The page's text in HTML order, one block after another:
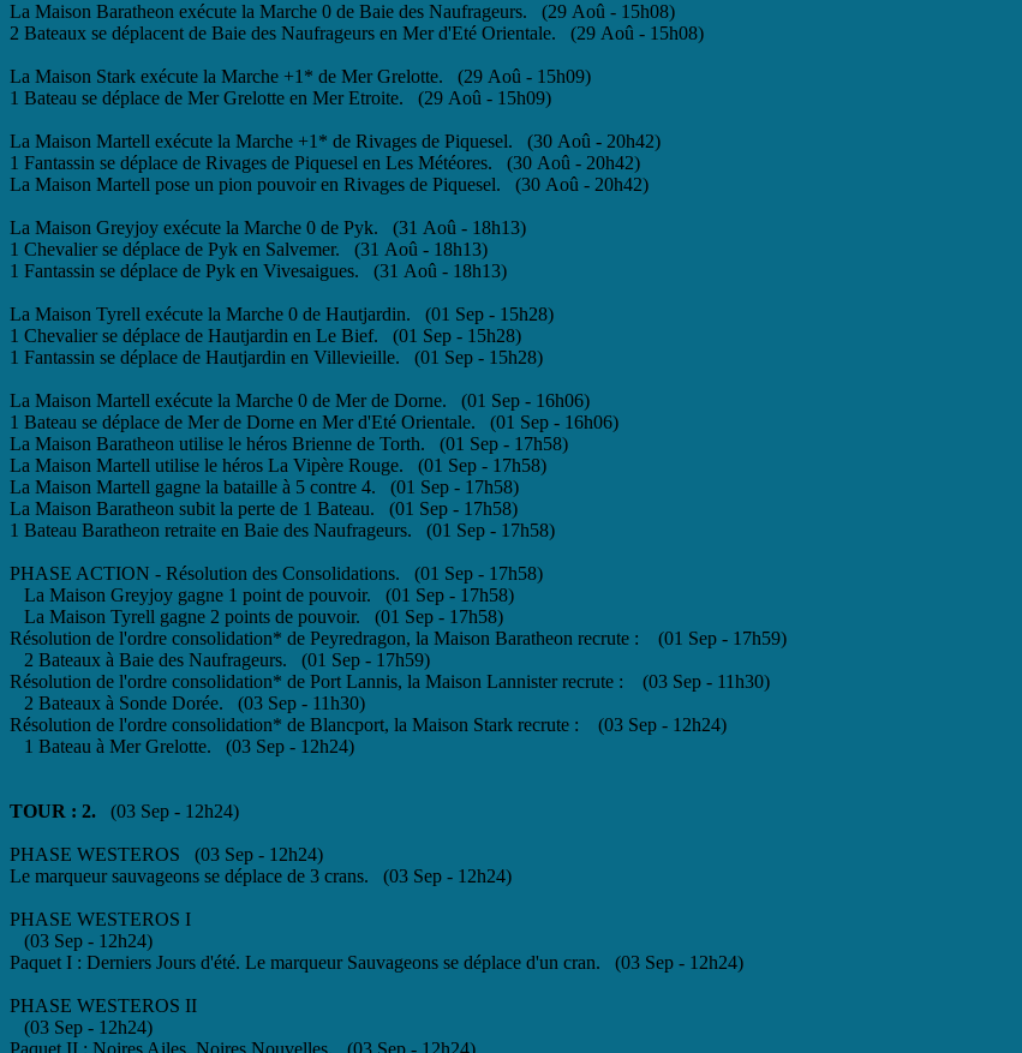
La Maison Baratheon exécute la Marche 0 de Baie des Naufrageurs. (29 Aoû - 15h08)
2 Bateaux se déplacent de Baie des Naufrageurs en Mer d'Eté Orientale. (29 Aoû - 15h08)
La Maison Stark exécute la Marche +1* de Mer Grelotte. (29 Aoû - 15h09)
1 Bateau se déplace de Mer Grelotte en Mer Etroite. (29 Aoû - 15h09)
La Maison Martell exécute la Marche +1* de Rivages de Piquesel. (30 Aoû - 20h42)
1 Fantassin se déplace de Rivages de Piquesel en Les Météores. (30 Aoû - 20h42)
La Maison Martell pose un pion pouvoir en Rivages de Piquesel. (30 Aoû - 20h42)
La Maison Greyjoy exécute la Marche 0 de Pyk. (31 Aoû - 18h13)
1 Chevalier se déplace de Pyk en Salvemer. (31 Aoû - 18h13)
1 Fantassin se déplace de Pyk en Vivesaigues. (31 Aoû - 18h13)
La Maison Tyrell exécute la Marche 0 de Hautjardin. (01 Sep - 15h28)
1 Chevalier se déplace de Hautjardin en Le Bief. (01 Sep - 15h28)
1 Fantassin se déplace de Hautjardin en Villevieille. (01 Sep - 15h28)
La Maison Martell exécute la Marche 0 de Mer de Dorne. (01 Sep - 16h06)
1 Bateau se déplace de Mer de Dorne en Mer d'Eté Orientale. (01 Sep - 16h06)
La Maison Baratheon utilise le héros Brienne de Torth. (01 Sep - 17h58)
La Maison Martell utilise le héros La Vipère Rouge. (01 Sep - 17h58)
La Maison Martell gagne la bataille à 5 contre 4. (01 Sep - 17h58)
La Maison Baratheon subit la perte de 1 Bateau. (01 Sep - 17h58)
1 Bateau Baratheon retraite en Baie des Naufrageurs. (01 Sep - 17h58)
PHASE ACTION - Résolution des Consolidations. (01 Sep - 17h58)
La Maison Greyjoy gagne 1 point de pouvoir. (01 Sep - 17h58)
La Maison Tyrell gagne 2 points de pouvoir. (01 Sep - 17h58)
Résolution de l'ordre consolidation* de Peyredragon, la Maison Baratheon recrute : (01 Sep - 17h59)
2 Bateaux à Baie des Naufrageurs. (01 Sep - 17h59)
Résolution de l'ordre consolidation* de Port Lannis, la Maison Lannister recrute : (03 Sep - 11h30)
2 Bateaux à Sonde Dorée. (03 Sep - 11h30)
Résolution de l'ordre consolidation* de Blancport, la Maison Stark recrute : (03 Sep - 12h24)
1 Bateau à Mer Grelotte. (03 Sep - 12h24)
TOUR : 2. (03 Sep - 12h24)
PHASE WESTEROS (03 Sep - 12h24)
Le marqueur sauvageons se déplace de 3 crans. (03 Sep - 12h24)
PHASE WESTEROS I
(03 Sep - 12h24)
Paquet I : Derniers Jours d'été. Le marqueur Sauvageons se déplace d'un cran. (03 Sep - 12h24)
PHASE WESTEROS II
(03 Sep - 12h24)
Paquet II : Noires Ailes, Noires Nouvelles. (03 Sep - 12h24)